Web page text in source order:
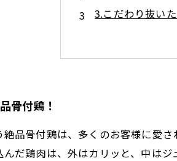
3.こだわり抜い
4.居心地の良い
5.お得なランチ
骨付鶏！
品骨付鶏は、多くのお客様に愛
だ鶏肉は、外はカリッと、中は